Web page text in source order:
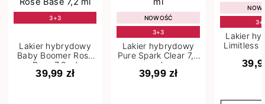
3+3
Lakier hybrydowy
Baby Boomer Rose
Base 7,2 ml
39,99 zł
NOWOŚĆ
3+3
Lakier hybrydowy
Pure Spark Clear 7,2
ml
39,99 zł
Lakier
Limitless